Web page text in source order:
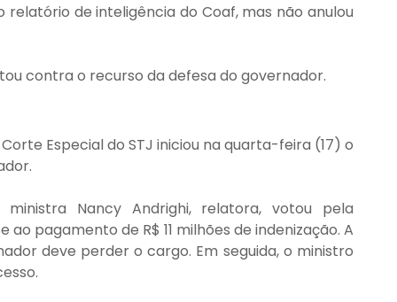
de inteligência do Coaf, mas não anulou
contra o recurso da defesa do governador.
Especial do STJ iniciou na quarta-feira (17) o
Nancy Andrighi, relatora, votou pela
pagamento de R$ 11 milhões de indenização. A
deve perder o cargo. Em seguida, o ministro